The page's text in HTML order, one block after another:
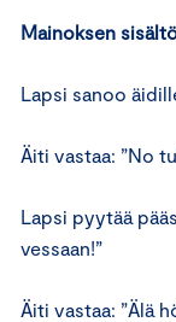
Mainoksen
Lapsi sanoo
Äiti vastaa: ”No
Lapsi pyytää
vessaan!”
Äiti vastaa: ”Älä